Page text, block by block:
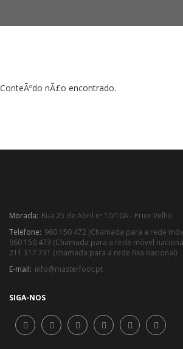
ConteÃºdo nÃ£o encontrado.
Morada: Rua 25 de Abril nº 10/10A - Prior Velho
Telefone: 960 150 472 (Chamada para a rede
960 150 473 (Chamada para a rede móvel
211 317 731 (chamada para a rede fixa nacional)
E-mail: info@masterfoot.pt
SIGA-NOS